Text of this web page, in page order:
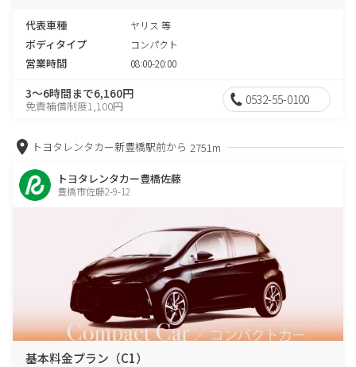
代表車種 ヤリス 等
ボディタイプ コンパクト
営業時間 08:00-20:00
3～6時間まで6,160円
免責補償制度1,100円 0532-55-0100
トヨタレンタカー新豊橋駅前から 2751m
トヨタレンタカー豊橋佐藤
豊橋市佐藤2-9-12
基本料金プラン（C1）